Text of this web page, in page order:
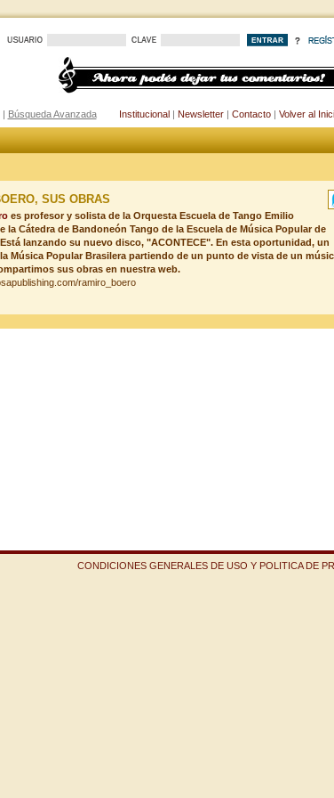
| Búsqueda Avanzada Institucional| Newsletter| Contacto| Volver al
SUS OBRAS
es profesor y solista de la Orquesta Escuela de Tango Emilio
la Cátedra de Bandoneón Tango de la Escuela de Música Popular de
lanzando su nuevo disco, "ACONTECE". En esta oportunidad, un
Música Popular Brasilera partiendo de un punto de vista de un
sus obras en nuestra web.
ramiro_boero
CONDICIONES GENERALES DE USO Y POLITICA DE